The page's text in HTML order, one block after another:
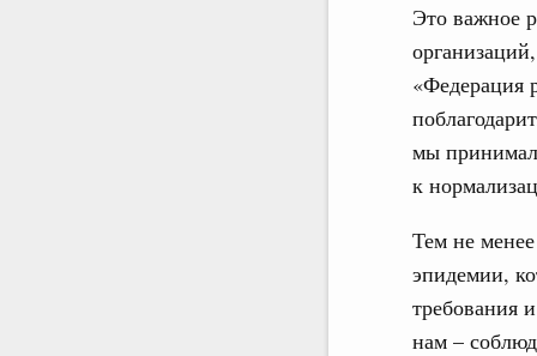
Это важное
«Федерация
мы
к
Тем не
эпидемии,
требования
нам –